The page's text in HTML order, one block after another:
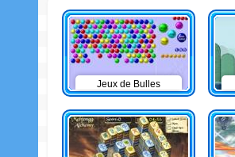
Jeux de Bulles